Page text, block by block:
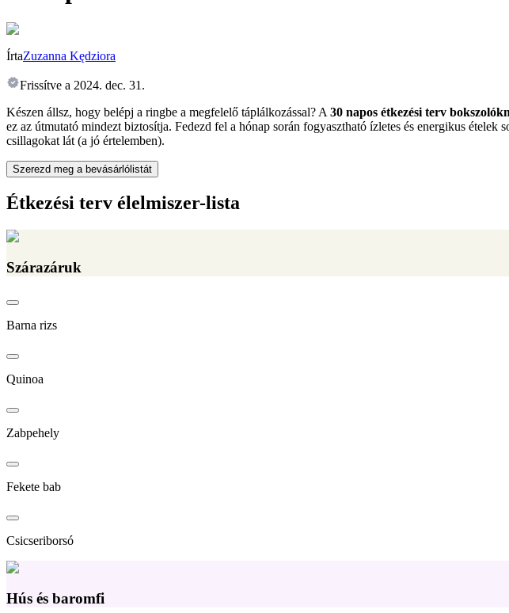
ÍrtaZuzanna Kędziora
Frissítve a 2024. dec. 31.
Készen állsz, hogy belépj a ringbe a megfelelő táplálkozással? A 30 napos étkezési terv
ez az útmutató mindezt biztosítja. Fedezd fel a hónap során fogyasztható ízletes és energikus
csillagokat lát (a jó értelemben).
Szerezd meg a bevásárlólistát
Étkezési terv élelmiszer-lista
Szárazáruk
Barna rizs
Quinoa
Zabpehely
Fekete bab
Csicseriborsó
Hús és baromfi